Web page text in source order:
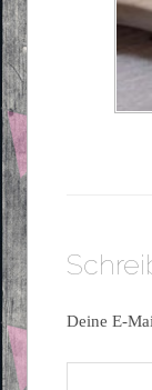
Deine E-